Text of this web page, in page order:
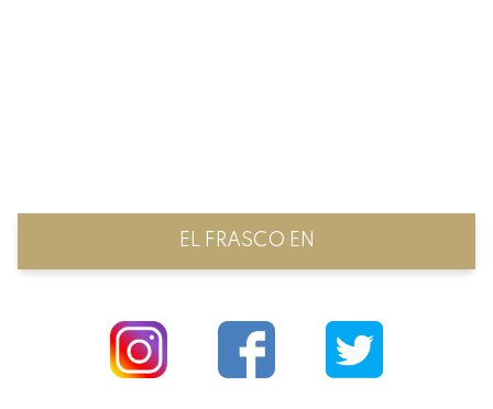
EL FRASCO EN